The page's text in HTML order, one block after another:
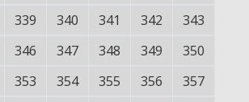
339 340 341 342
343
346 347 348 349
350
353 354 355 356
357